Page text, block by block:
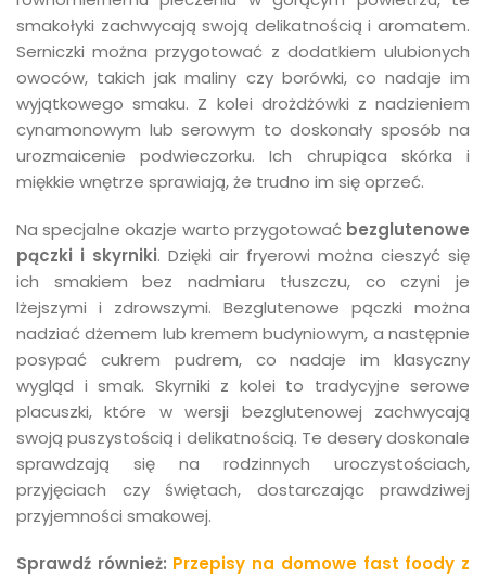
smakołyki zachwycają swoją delikatnością i aromatem.
Serniczki można przygotować z dodatkiem ulubionych
owoców, takich jak maliny czy borówki, co nadaje im
wyjątkowego smaku. Z kolei drożdżówki z nadzieniem
cynamonowym lub serowym to doskonały sposób na
urozmaicenie podwieczorku. Ich chrupiąca skórka i
miękkie wnętrze sprawiają, że trudno im się oprzeć.
Na specjalne okazje warto przygotować bezglutenowe
pączki i skyrniki. Dzięki air fryerowi można cieszyć się
ich smakiem bez nadmiaru tłuszczu, co czyni je
lżejszymi i zdrowszymi. Bezglutenowe pączki można
nadziać dżemem lub kremem budyniowym, a następnie
posypać cukrem pudrem, co nadaje im klasyczny
wygląd i smak. Skyrniki z kolei to tradycyjne serowe
placuszki, które w wersji bezglutenowej zachwycają
swoją puszystością i delikatnością. Te desery doskonale
sprawdzają się na rodzinnych uroczystościach,
przyjęciach czy świętach, dostarczając prawdziwej
przyjemności smakowej.
Sprawdź również: Przepisy na domowe fast foody z